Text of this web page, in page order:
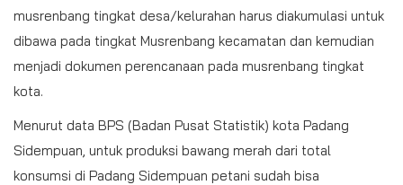
musrenbang tingkat desa/kelurahan harus diakumulasi untuk
dibawa pada tingkat Musrenbang kecamatan dan kemudian
menjadi dokumen perencanaan pada musrenbang tingkat
kota.
Menurut data BPS (Badan Pusat Statistik) kota Padang
Sidempuan, untuk produksi bawang merah dari total
konsumsi di Padang Sidempuan petani sudah bisa